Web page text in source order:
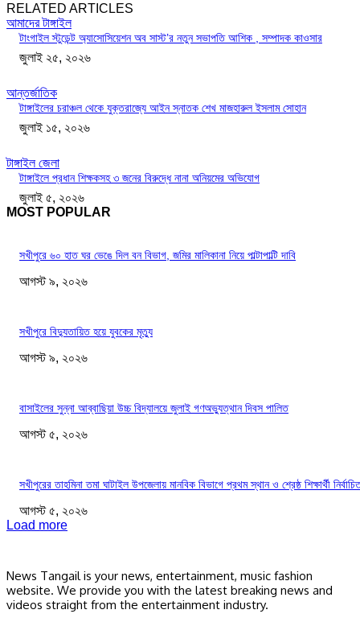
RELATED ARTICLES
আমাদের টাঙ্গাইল
টাংগাইল স্টুডেন্ট অ্যাসোসিয়েশন অব সাস্ট’র নতুন সভাপতি আশিক , সম্পাদক কাওসার
জুলাই ২৫, ২০২৬
আন্তর্জাতিক
টাঙ্গাইলের চরাঞ্চল থেকে যুক্তরাজ্যে আইন স্নাতক শেখ মাজহারুল ইসলাম সোহান
জুলাই ১৫, ২০২৬
টাঙ্গাইল জেলা
টাঙ্গাইলে প্রধান শিক্ষকসহ ৩ জনের বিরুদ্ধে নানা অনিয়মের অভিযোগ
জুলাই ৫, ২০২৬
MOST POPULAR
সখীপুরে ৬০ হাত ঘর ভেঙে দিল বন বিভাগ, জমির মালিকানা নিয়ে পাল্টাপাল্টি দাবি
আগস্ট ৯, ২০২৬
সখীপুরে বিদ্যুতায়িত হয়ে যুবকের মৃত্যু
আগস্ট ৯, ২০২৬
বাসাইলের সুন্না আব্বাছিয়া উচ্চ বিদ্যালয়ে জুলাই গণঅভ্যুত্থান দিবস পালিত
আগস্ট ৫, ২০২৬
সখীপুরের তাহমিনা তমা ঘাটাইল উপজেলায় মানবিক বিভাগে প্রথম স্থান ও শ্রেষ্ঠ শিক্ষার্থী
আগস্ট ৫, ২০২৬
Load more
News Tangail is your news, entertainment, music fashion
website. We provide you with the latest breaking news and
videos straight from the entertainment industry.